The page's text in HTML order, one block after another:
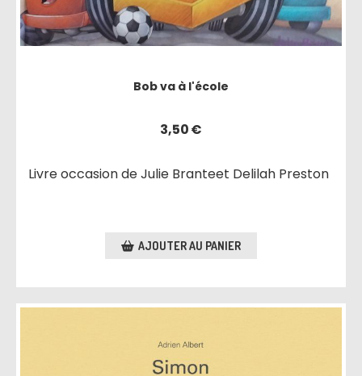
Bob va à l'école
3,50€
Livre occasion de Julie Branteet Delilah Preston
AJOUTER AU PANIER